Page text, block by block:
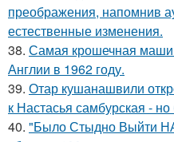
преображения, напомнив
естественные изменения.
38. Самая крошечная
Англии в 1962 году.
39. Отар кушанашвили
к Настасья самбурская -
40. "Было Стыдно Выйти